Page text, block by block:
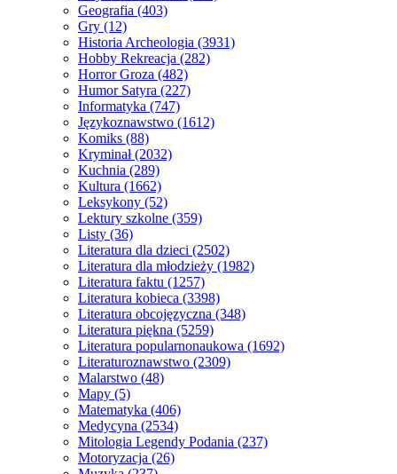
Geografia (403)
Gry (12)
Historia Archeologia (3931)
Hobby Rekreacja (282)
Horror Groza (482)
Humor Satyra (227)
Informatyka (747)
Językoznawstwo (1612)
Komiks (88)
Kryminał(2032)
Kuchnia (289)
Kultura (1662)
Leksykony (52)
Lektury szkolne (359)
Listy (36)
Literatura dla dzieci (2502)
Literatura dla młodzieży (1982)
Literatura faktu (1257)
Literatura kobieca (3398)
Literatura obcojęzyczna (348)
Literatura piękna (5259)
Literatura popularnonaukowa (1692)
Literaturoznawstwo (2309)
Malarstwo (48)
Mapy (5)
Matematyka (406)
Medycyna (2534)
Mitologia Legendy Podania (237)
Motoryzacja (26)